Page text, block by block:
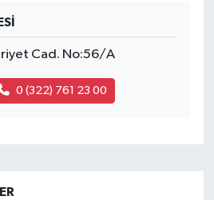
Cad. No:56/A
0 (322) 761 23 00